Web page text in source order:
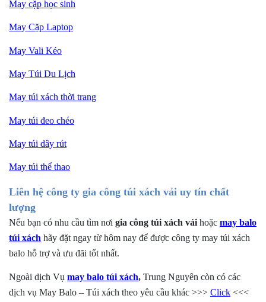
May cặp học sinh
May Cặp Laptop
May Vali Kéo
May Túi Du Lịch
May túi xách thời trang
May túi đeo chéo
May túi dây rút
May túi thể thao
Liên hệ công ty gia công túi xách vải uy tín chất
lượng
Nếu bạn có nhu cầu tìm nơi gia công túi xách vảihoặc may balo
túi xách hãy đặt ngay từ hôm nay để được công ty may túi xách
balo hỗ trợ và ưu đãi tốt nhất.
Ngoài dịch Vụ may balo túi xách, Trung Nguyên còn có các
dịch vụ May Balo – Túi xách theo yêu cầu khác >>> Click <<<